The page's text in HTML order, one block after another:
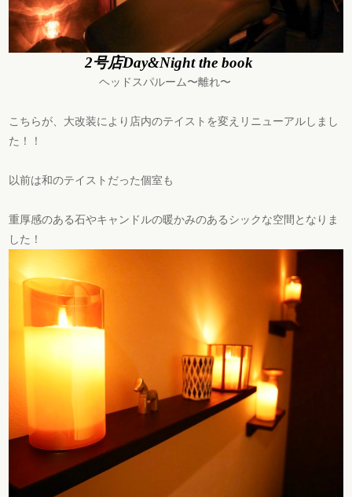
2号店Day&Night the book
ヘッドスパルーム〜離れ〜
こちらが、大改装により店内のテイストを変えリニューアルしまし
た！！
以前は和のテイストだった個室も
重厚感のある石やキャンドルの暖かみのあるシックな空間となりま
した！